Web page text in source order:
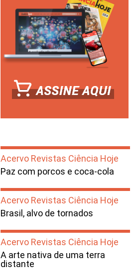
Acervo Revistas Ciência Hoje
Paz com porcos e coca-cola
Acervo Revistas Ciência Hoje
Brasil, alvo de tornados
Acervo Revistas Ciência Hoje
A arte nativa de uma terra
distante